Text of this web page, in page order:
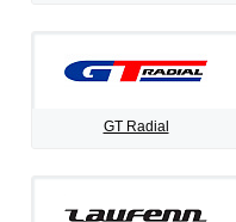
GT Radial